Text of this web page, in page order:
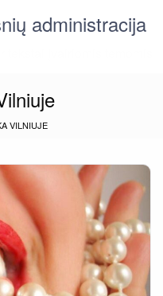
administracija
VILNIUJE